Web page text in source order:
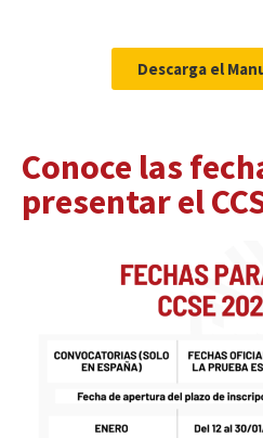
Descarga el
Conoce las
presentar el